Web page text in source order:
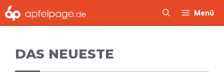
Zum
Inhalt
Menü
DAS NEUESTE